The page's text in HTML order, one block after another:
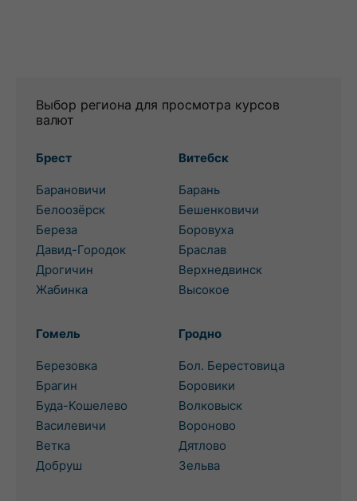
Выбор региона для просмотра курсов
валют
Брест
Барановичи
Белоозёрск
Береза
Давид-Городок
Дрогичин
Жабинка
Витебск
Барань
Бешенковичи
Боровуха
Браслав
Верхнедвинск
Высокое
Гомель
Березовка
Брагин
Буда-Кошелево
Василевичи
Ветка
Добруш
Гродно
Бол. Берестовица
Боровики
Волковыск
Вороново
Дятлово
Зельва